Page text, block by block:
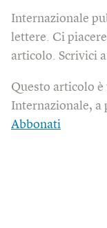
Internazionale
lettere. Ci
articolo. Scrivici
Questo articolo è
Internazionale, a
Abbonati